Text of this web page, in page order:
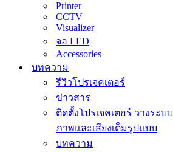
Printer
CCTV
Visualizer
จอ LED
Accessories
บทความ
รีวิวโปรเจคเตอร์
ข่าวสาร
ติดตั้งโปรเจคเตอร์ วางระบบ
ภาพและเสียงเต็มรูปแบบ
บทความ